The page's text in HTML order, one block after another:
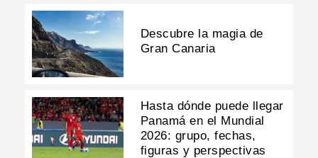
Descubre la magia de
Gran Canaria
Hasta dónde puede llegar
Panamá en el Mundial
2026: grupo, fechas,
figuras y perspectivas